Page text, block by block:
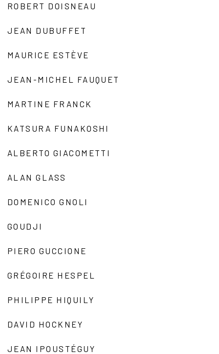
ROBERT DOISNEAU
JEAN DUBUFFET
MAURICE ESTÈVE
JEAN-MICHEL FAUQUET
MARTINE FRANCK
KATSURA FUNAKOSHI
ALBERTO GIACOMETTI
ALAN GLASS
DOMENICO GNOLI
GOUDJI
PIERO GUCCIONE
GRÉGOIRE HESPEL
PHILIPPE HIQUILY
DAVID HOCKNEY
JEAN IPOUSTÉGUY